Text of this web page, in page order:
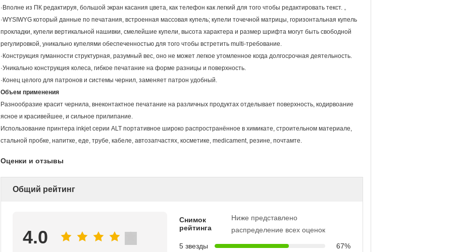
·Вполне из ПК редактируя, большой экран касания цвета, как телефон как легкий для того чтобы редактировать текст. 。
·WYSIWYG который данные по печатания, встроенная массовая купель; купели точечной матрицы, горизонтальная купель
прокладки, купели вертикальной нашивки, смелейшие купели, высота характера и размер шрифта могут быть свободной
регулировкой, уникально купелями обеспеченностью для того чтобы встретить multi-требование.
·Конструкция гуманности структурная, разумный вес, оно не может легкое утомленное когда долгосрочная деятельность.
·Уникально конструкция колеса, гибкое печатание на форме разницы и поверхность.
·Конец целого для патронов и системы чернил, заменяет патрон удобный.
Объем применения
Разнообразие красит чернила, внеконтактное печатание на различных продуктах отделывает поверхность, кодирвоание
ясное и красивейшее, и сильное прилипание.
Использование принтера inkjet серии ALT портативное широко распространённое в химикате, строительном материале,
стальной пробке, напитке, еде, трубе, кабеле, автозапчастях, косметике, medicament, резине, почтамте.
Оценки и отзывы
Общий рейтинг
4.0
Снимок
рейтинга
Ниже представлено
распределение всех оценок
5 звезды
67%